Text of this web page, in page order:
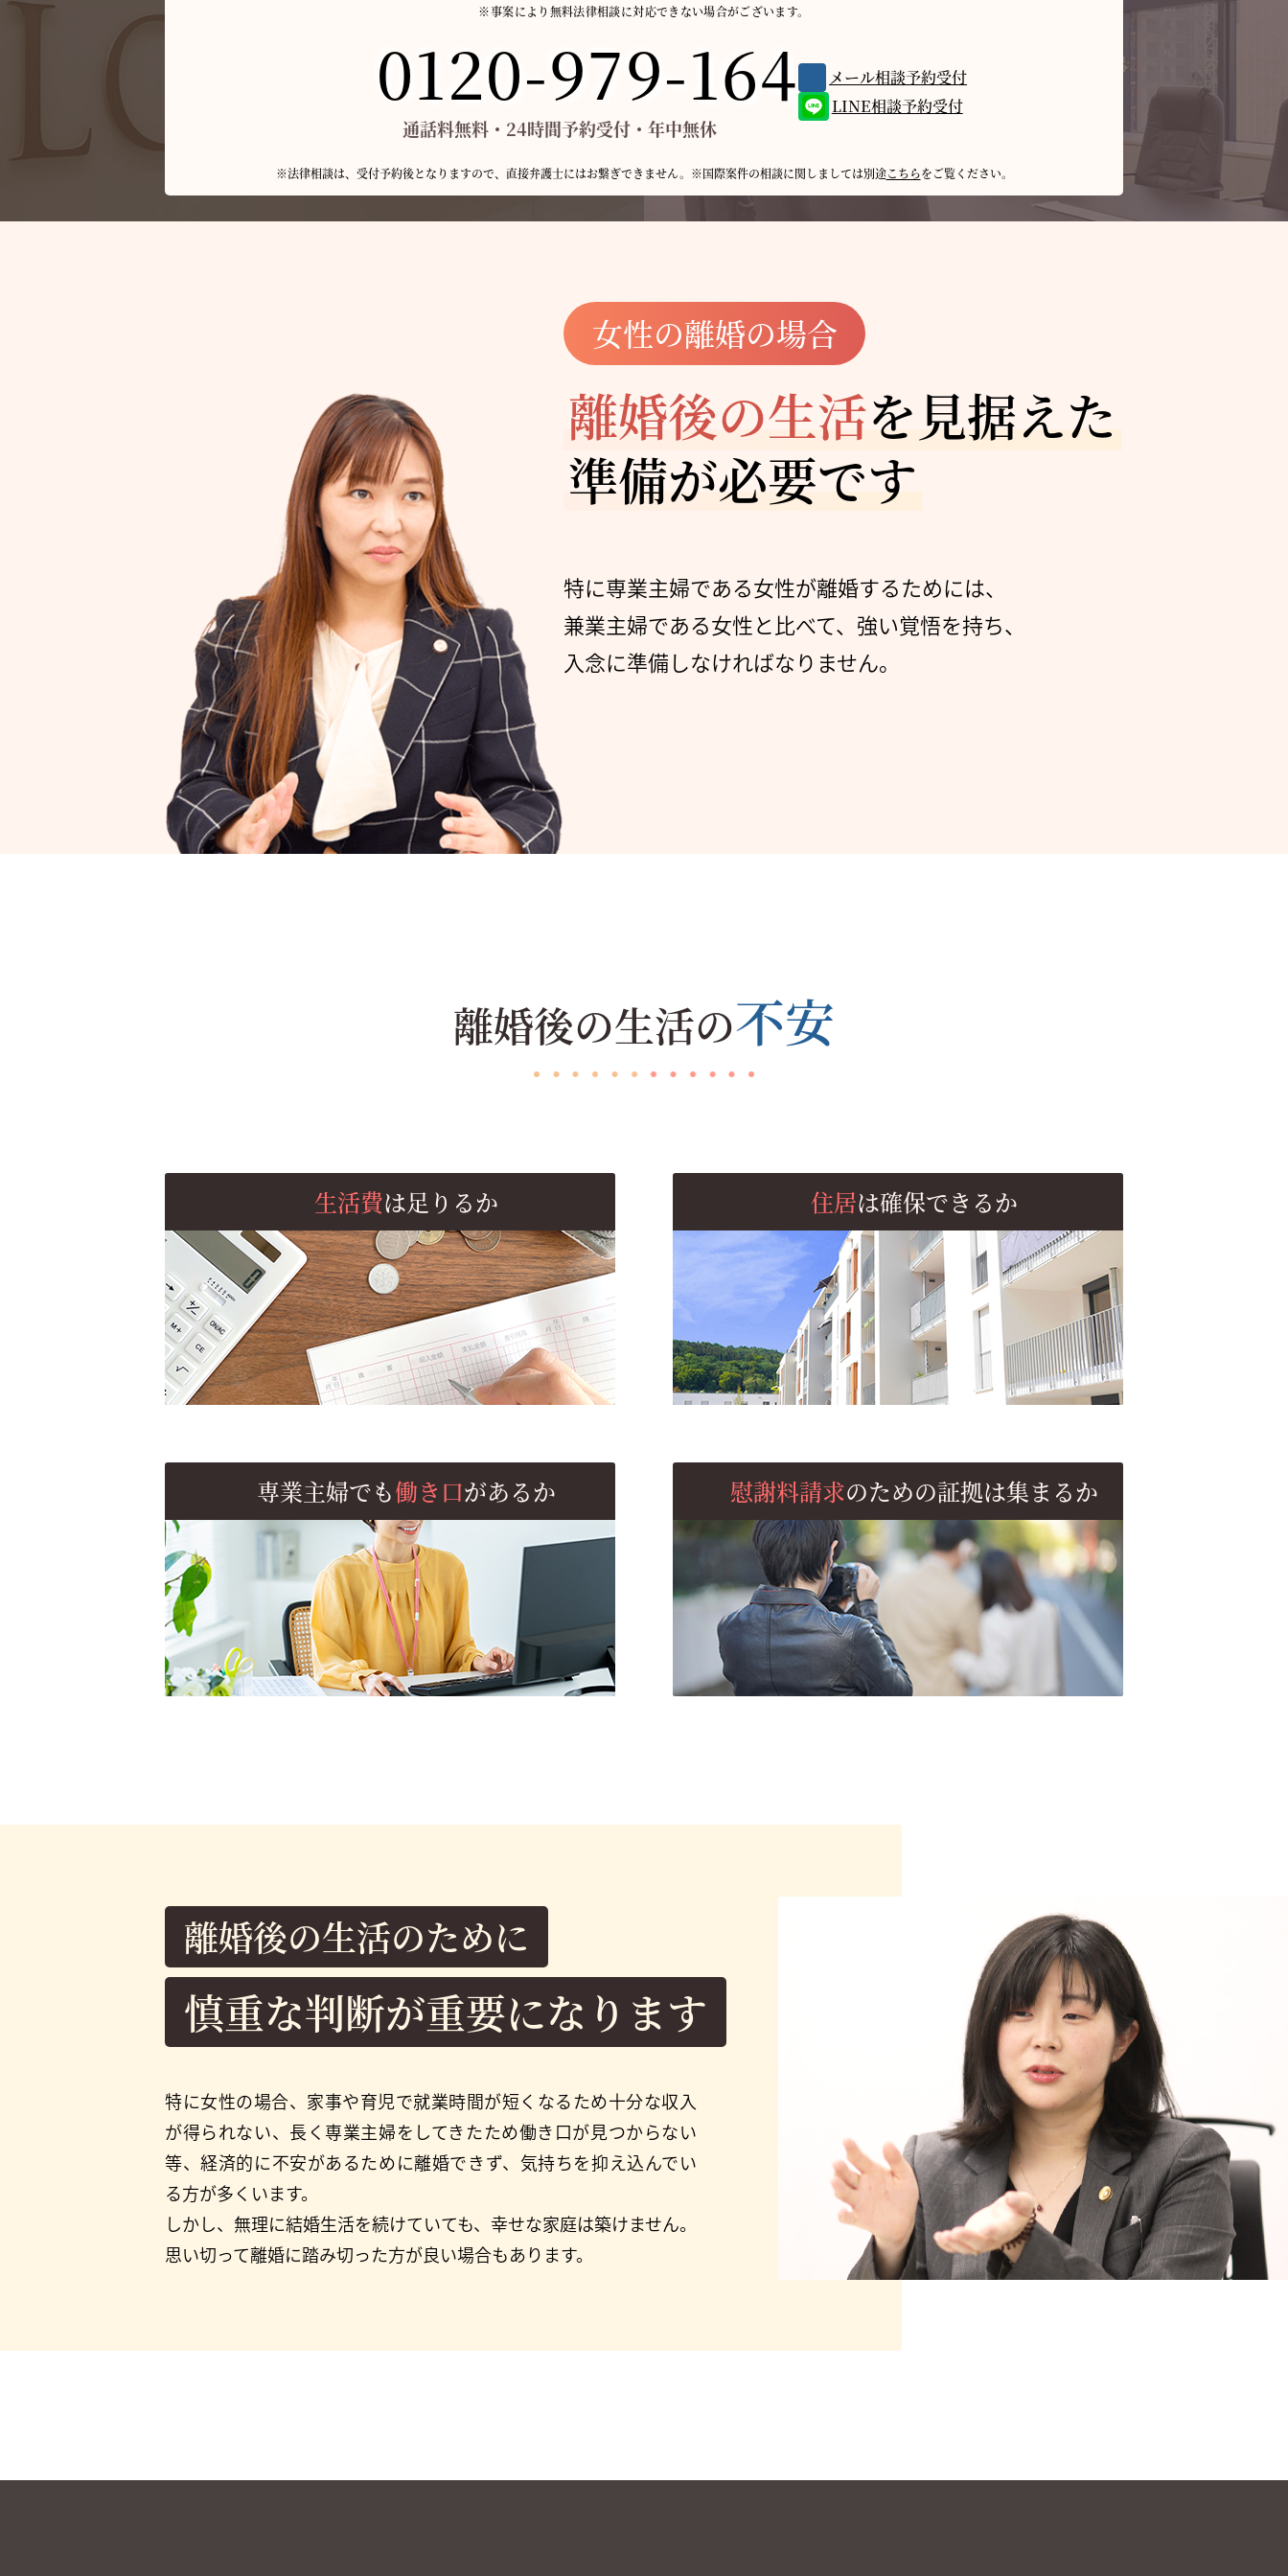
※事案により無料法律相談に対応できない場合がございます。
0120-979-164
通話料無料・24時間予約受付・年中無休
メール相談予約受付
LINE相談予約受付
※法律相談は、受付予約後となりますので、 直接弁護士にはお繋ぎできません。 ※国際案件の相談に関しましては別途こちらをご覧ください。
女性の離婚の場合
離婚後の生活を見据えた
準備が必要です
特に専業主婦である女性が離婚するためには、
兼業主婦である女性と比べて、強い覚悟を持ち、
入念に準備しなければなりません。
離婚後の生活の不安
生活費は足りるか 住居は確保できるか
専業主婦でも働き口があるか 慰謝料請求のための証拠は集まるか
離婚後の生活のために
慎重な判断が重要になります
特に女性の場合、家事や育児で就業時間が短くなるため十分な収入
が得られない、長く専業主婦をしてきたため働き口が見つからない
等、経済的に不安があるために離婚できず、気持ちを抑え込んでい
る方が多くいます。
しかし、無理に結婚生活を続けていても、幸せな家庭は築けません。
思い切って離婚に踏み切った方が良い場合もあります。